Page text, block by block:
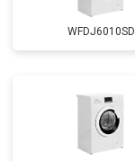
WFDJ6010SD